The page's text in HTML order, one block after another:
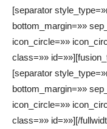
[separator
bottom_margin=»»
icon_circle=»»
class=»»
[separator
bottom_margin=»»
icon_circle=»»
class=»» id=»»][/